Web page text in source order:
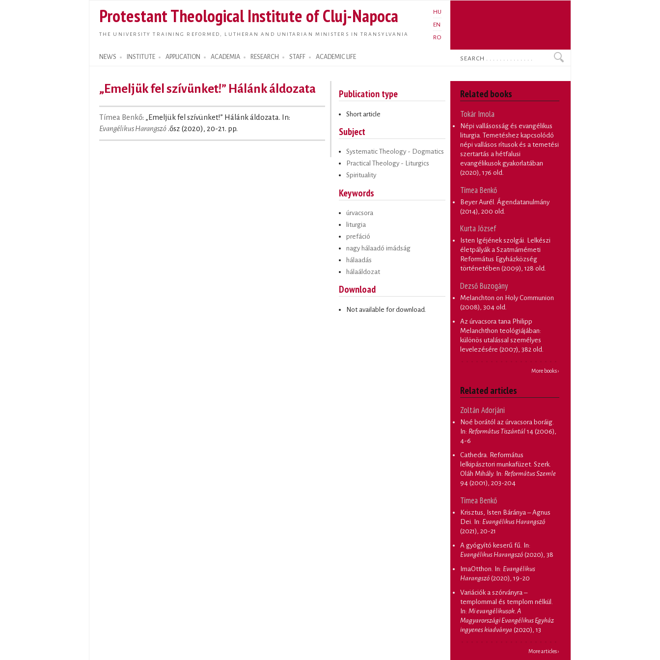
main
content
Protestant Theological Institute of Cluj-Napoca
THE UNIVERSITY TRAINING REFORMED, LUTHERAN AND UNITARIAN MINISTERS IN TRANSYLVANIA
HU
EN
RO
NEWS INSTITUTE APPLICATION ACADEMIA RESEARCH STAFF ACADEMIC LIFE
Search form
Search
„Emeljük fel szívünket!” Hálánk áldozata
Tímea Benkő: „Emeljük fel szívünket!” Hálánk áldozata. In:
Evangélikus Harangszó .ősz (2020), 20-21. pp.
Publication type
Short article
Subject
Systematic Theology - Dogmatics
Practical Theology - Liturgics
Spirituality
Keywords
úrvacsora
liturgia
prefáció
nagy hálaadó imádság
hálaadás
hálaáldozat
Download
Not available for download.
Related books
Tokár Imola
Népi vallásosság és evangélikus
liturgia. Temetéshez kapcsolódó
népi vallásos rítusok és a temetési
szertartás a hétfalusi
evangélikusok gyakorlatában
(2020), 176 old.
Tímea Benkő
Beyer Aurél. Ágendatanulmány
(2014), 200 old.
Kurta József
Isten Igéjének szolgái. Lelkészi
életpályák a Szatmárnémeti
Református Egyházközség
történetében (2009), 128 old.
Dezső Buzogány
Melanchton on Holy Communion
(2008), 304 old.
Az úrvacsora tana Philipp
Melanchthon teológiájában:
különös utalással személyes
levelezésére (2007), 382 old.
More books ›
Related articles
Zoltán Adorjáni
Noé borától az úrvacsora boráig.
In: Református Tiszántúl14 (2006),
4-6
Cathedra. Református
lelkipásztori munkafüzet. Szerk.
Oláh Mihály. In: Református Szemle
94 (2001), 203-204
Tímea Benkő
Krisztus, Isten Báránya – Agnus
Dei. In: Evangélikus Harangszó
(2021), 20-21
A gyógyító keserű fű. In:
Evangélikus Harangszó (2020), 38
ImaOtthon. In: Evangélikus
Harangszó (2020), 19-20
Variációk a szórványra –
templommal és templom nélkül .
In: Mi evangélikusok. A
Magyarországi Evangélikus Egyház
ingyenes kiadványa (2020), 13
More articles ›